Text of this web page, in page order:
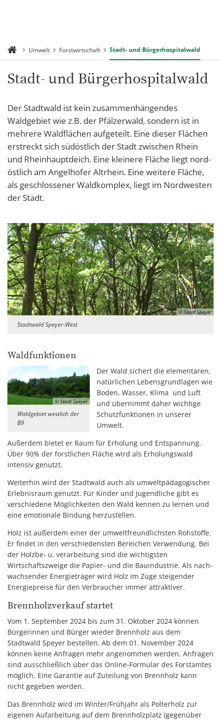
Umwelt Forstwirtschaft Stadt- und Bürgerhospitalwald
Stadt- und Bürgerhospitalwald
Der Stadtwald ist kein zusammenhängendes
Waldgebiet wie z.B. der Pfälzerwald, sondern ist in
mehrere Waldflächen aufgeteilt. Eine dieser Flächen
erstreckt sich südöstlich der Stadt zwischen Rhein
und Rheinhauptdeich. Eine kleinere Fläche liegt nord-
östlich am Angelhofer Altrhein. Eine weitere Fläche,
als geschlossener Waldkomplex, liegt im Nordwesten
der Stadt.
© Stadt Speyer
Stadtwald Speyer-West
Waldfunktionen
© Stadt Speyer
Waldgebiet westlich der
B9
Der Wald sichert die elementaren,
natürlichen Lebensgrundlagen wie
Boden, Wasser, Klima und Luft
und übernimmt daher wichtige
Schutzfunktionen in unserer
Umwelt.
Außerdem bietet er Raum für Erholung und Entspannung.
Über 90% der forstlichen Fläche wird als Erholungswald
intensiv genutzt.
Weiterhin wird der Stadtwald auch als umweltpädagogischer
Erlebnisraum genutzt. Für Kinder und Jugendliche gibt es
verschiedene Möglichkeiten den Wald kennen zu lernen und
eine emotionale Bindung herzustellen.
Holz ist außerdem einer der umweltfreundlichsten Rohstoffe.
Er findet in den verschiedensten Bereichen Verwendung. Bei
der Holzbe- u. verarbeitung sind die wichtigsten
Wirtschaftszweige die Papier- und die Bauindustrie. Als nach-
wachsender Energieträger wird Holz im Zuge steigender
Energiepreise für den Verbraucher immer attraktiver.
Brennholzverkauf startet
Vom 1. September 2024 bis zum 31. Oktober 2024 können
Bürgerinnen und Bürger wieder Brennholz aus dem
Stadtwald Speyer bestellen. Ab dem 01. November 2024
können keine Anfragen mehr angenommen werden. Anfragen
sind ausschließlich über das Online-Formular des Forstamtes
möglich. Eine Garantie auf Zuteilung von Brennholz kann
nicht gegeben werden.
Das Brennholz wird im Winter/Frühjahr als Polterholz zur
eigenen Aufarbeitung auf dem Brennholzplatz (gegenüber